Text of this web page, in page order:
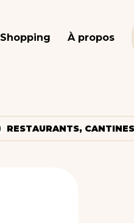
Shopping À propos
RESTAURANTS,